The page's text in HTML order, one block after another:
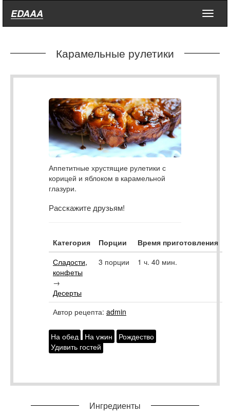
EDAAA Меню
Карамельные рулетики
Аппетитные хрустящие рулетики с
корицей и яблоком в карамельной
глазури.
Расскажите друзьям!
Категория Порции
Время приготовления
Сладости,
конфеты
→
Десерты
3 порции 1 ч. 40 мин.
Автор рецепта: admin
На обед На ужин
Рождество
Удивить гостей
Ингредиенты